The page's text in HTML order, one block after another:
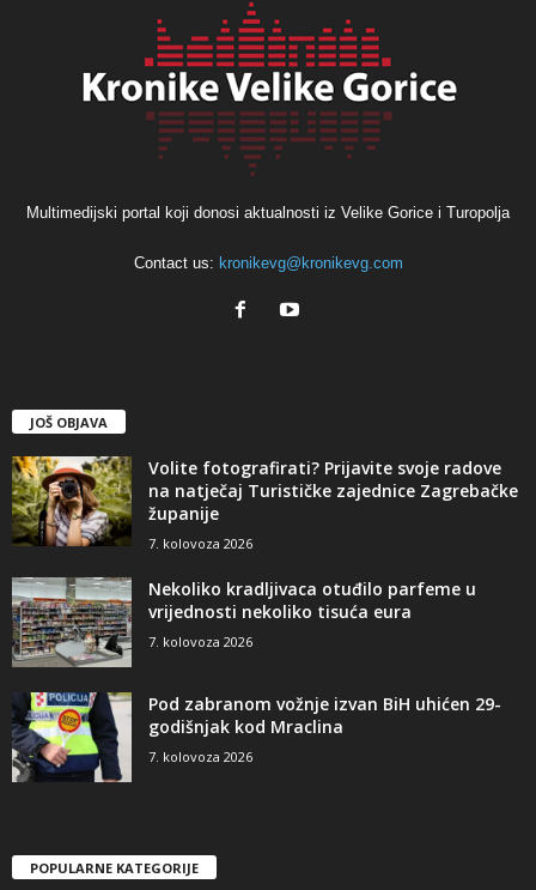
Multimedijski portal koji donosi aktualnosti iz Velike Gorice i Turopolja
Contact us: kronikevg@kronikevg.com
JOŠ OBJAVA
Volite fotografirati? Prijavite svoje radove
na natječaj Turističke zajednice Zagrebačke
županije
7. kolovoza 2026
Nekoliko kradljivaca otuđilo parfeme u
vrijednosti nekoliko tisuća eura
7. kolovoza 2026
Pod zabranom vožnje izvan BiH uhićen 29-
godišnjak kod Mraclina
7. kolovoza 2026
POPULARNE KATEGORIJE